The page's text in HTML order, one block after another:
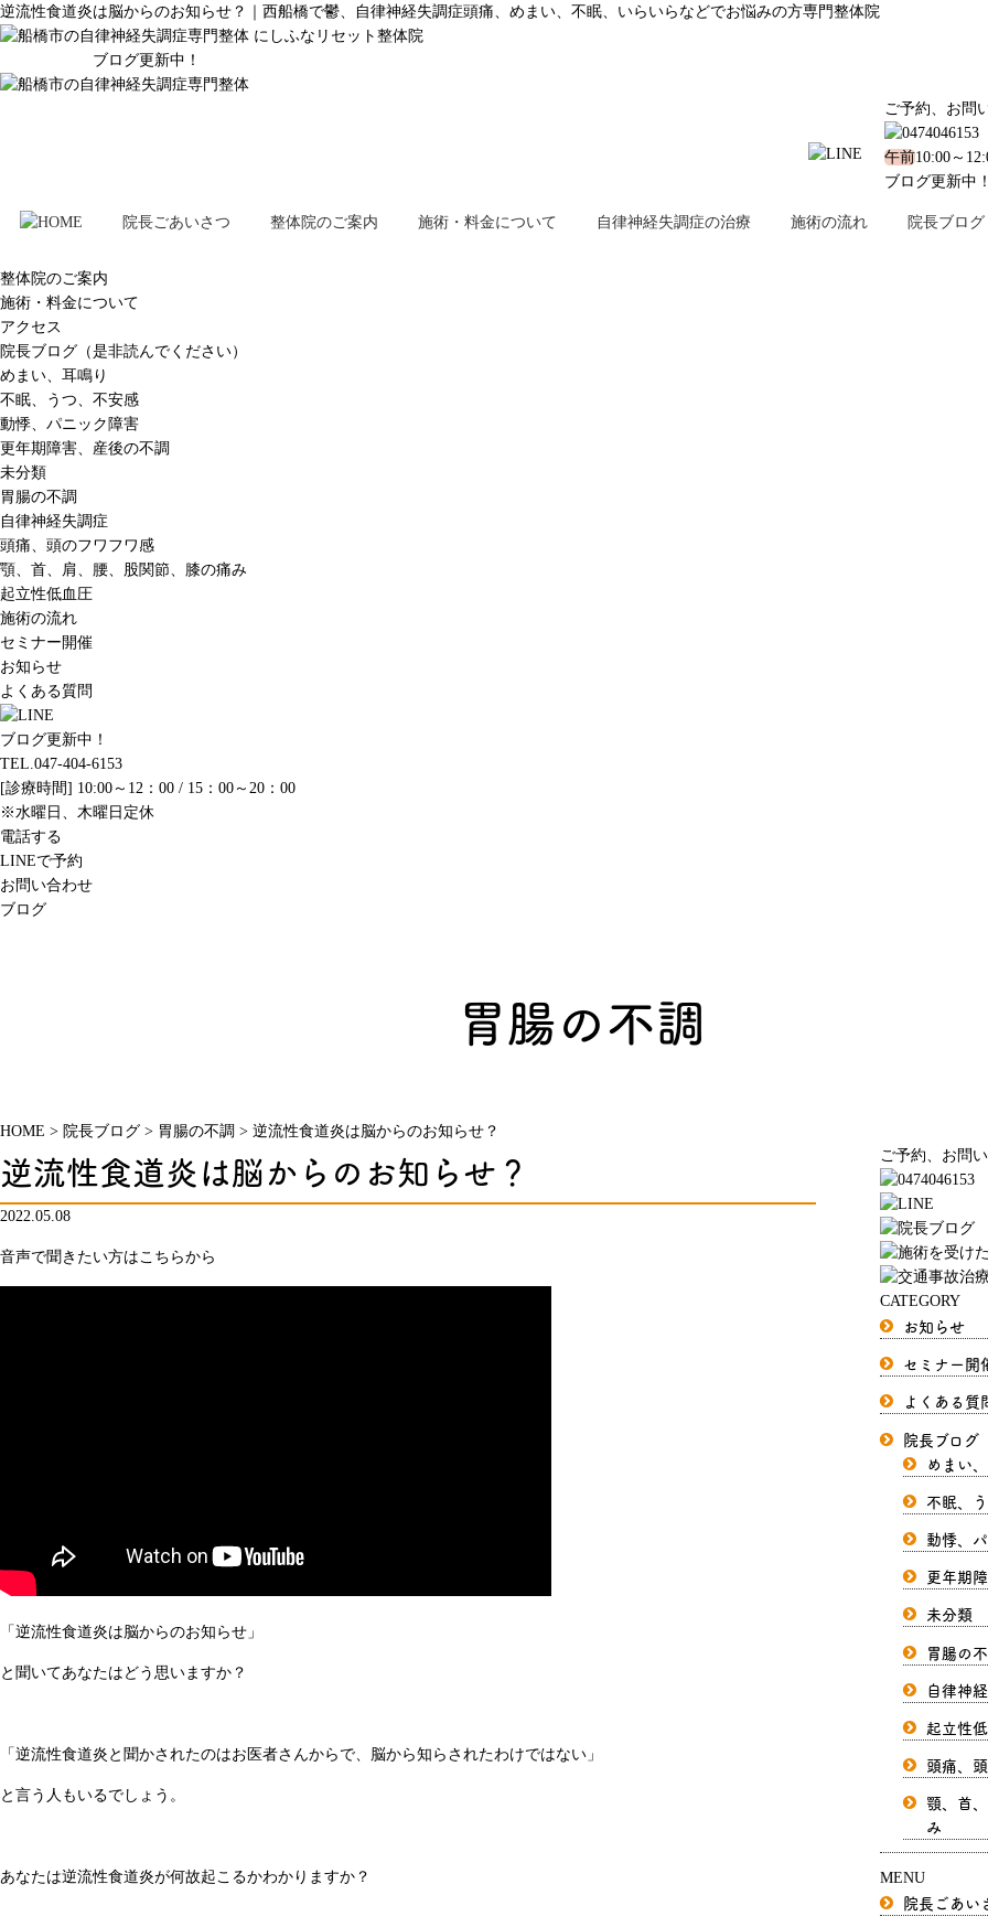
逆流性食道炎は脳からのお知らせ？｜西船橋で鬱、自律神経失調症頭痛、めまい、不眠、いらいらなどでお悩みの方専門整体院
ブログ更新中！
ご予約、お問
午前10:00～
ブログ更新中！
院長ごあいさつ 整体院のご案内 施術・料金について 自律神経失調症の治療 施術の流れ 院長ブログ
整体院のご案内
施術・料金について
アクセス
院長ブログ（是非読んでください）
めまい、耳鳴り
不眠、うつ、不安感
動悸、パニック障害
更年期障害、産後の不調
未分類
胃腸の不調
自律神経失調症
頭痛、頭のフワフワ感
顎、首、肩、腰、股関節、膝の痛み
起立性低血圧
施術の流れ
セミナー開催
お知らせ
よくある質問
ブログ更新中！
TEL.047-404-6153
[診療時間] 10:00～12：00 / 15：00～20：00
※水曜日、木曜日定休
電話する
LINEで予約
お問い合わせ
ブログ
胃腸の不調
HOME > 院長ブログ > 胃腸の不調 > 逆流性食道炎は脳からのお知らせ？
逆流性食道炎は脳からのお知らせ？
2022.05.08
音声で聞きたい方はこちらから
「逆流性食道炎は脳からのお知らせ」
と聞いてあなたはどう思いますか？
「逆流性食道炎と聞かされたのはお医者さんからで、脳から知らされたわけではない」
と言う人もいるでしょう。
あなたは逆流性食道炎が何故起こるかわかりますか？
ご予約、お問
CATEGORY
お知らせ
セミナー開
よくある質
院長ブログ
めまい
不眠、
動悸、
更年期
未分類
胃腸の
自律神
起立性
頭痛、
顎、首
み
MENU
院長ごあい